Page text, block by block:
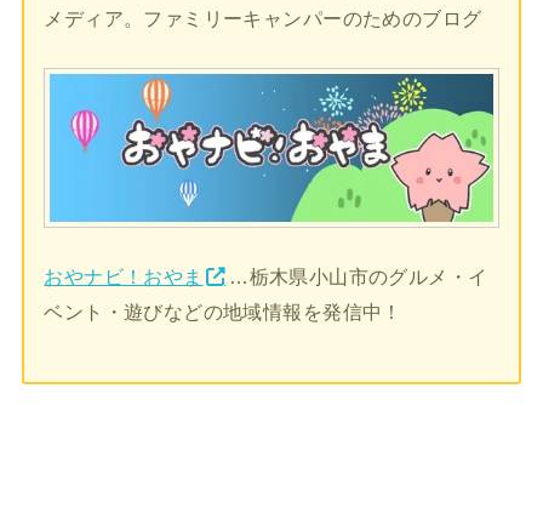
メディア。ファミリーキャンパーのためのブログ
おやナビ！おやま
…栃木県小山市のグルメ・イ
ベント・遊びなどの地域情報を発信中！